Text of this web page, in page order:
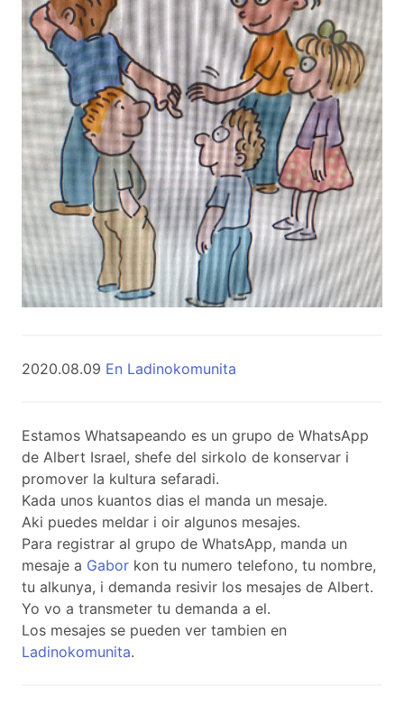
2020.08.09 En Ladinokomunita
Estamos Whatsapeando es un grupo de WhatsApp
de Albert Israel, shefe del sirkolo de konservar i
promover la kultura sefaradi.
Kada unos kuantos dias el manda un mesaje.
Aki puedes meldar i oir algunos mesajes.
Para registrar al grupo de WhatsApp, manda un
mesaje a Gabor kon tu numero telefono, tu nombre,
tu alkunya, i demanda resivir los mesajes de Albert.
Yo vo a transmeter tu demanda a el.
Los mesajes se pueden ver tambien en
Ladinokomunita.